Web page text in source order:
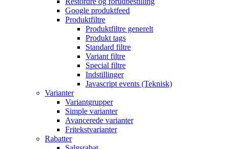
Google produktfeed
Produktfiltre
Produktfiltre generelt
Produkt tags
Standard filtre
Variant filtre
Special filtre
Indstillinger
Javascript events (Teknisk)
Varianter
Variantgrupper
Simple varianter
Avancerede varianter
Fritekstvarianter
Rabatter